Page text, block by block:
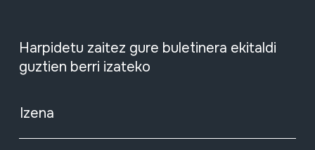
Harpidetu zaitez gure buletinera ekitaldi
guztien berri izateko
Izena